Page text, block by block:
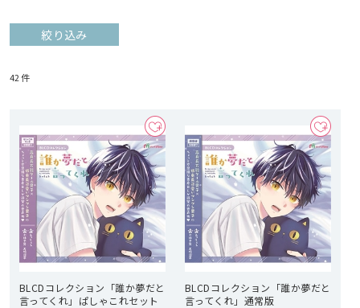
絞り込み
42件
BLCDコレクション「誰か夢だと
言ってくれ」ぱしゃこれセット
BLCDコレクション「誰か夢だと
言ってくれ」通常版